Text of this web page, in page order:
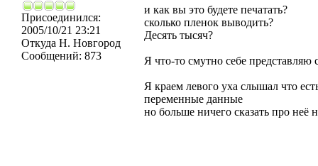
Присоединился:
2005/10/21 23:21
Откуда Н. Новгород
Сообщений: 873
и как вы это будете печатать?
сколько пленок выводить?
Десять тысяч?
Я что-то смутно себе представляю
Я краем левого уха слышал что
переменные данные
но больше ничего сказать про неё